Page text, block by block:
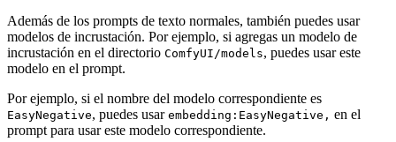
Además de los prompts de texto normales, también puedes usar
modelos de incrustación. Por ejemplo, si agregas un modelo de
incrustación en el directorio ComfyUI/models, puedes usar este
modelo en el prompt.
Por ejemplo, si el nombre del modelo correspondiente es
EasyNegative, puedes usar embedding:EasyNegative, en el
prompt para usar este modelo correspondiente.